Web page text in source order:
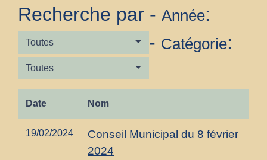
Recherche par - Année:
Toutes - Catégorie:
Toutes
Date Nom
19/02/2024
Conseil Municipal du 8 février
2024